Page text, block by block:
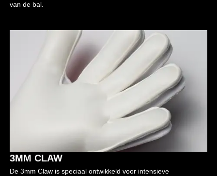
van de bal.
3MM CLAW
De 3mm Claw is speciaal ontwikkeld voor intensieve